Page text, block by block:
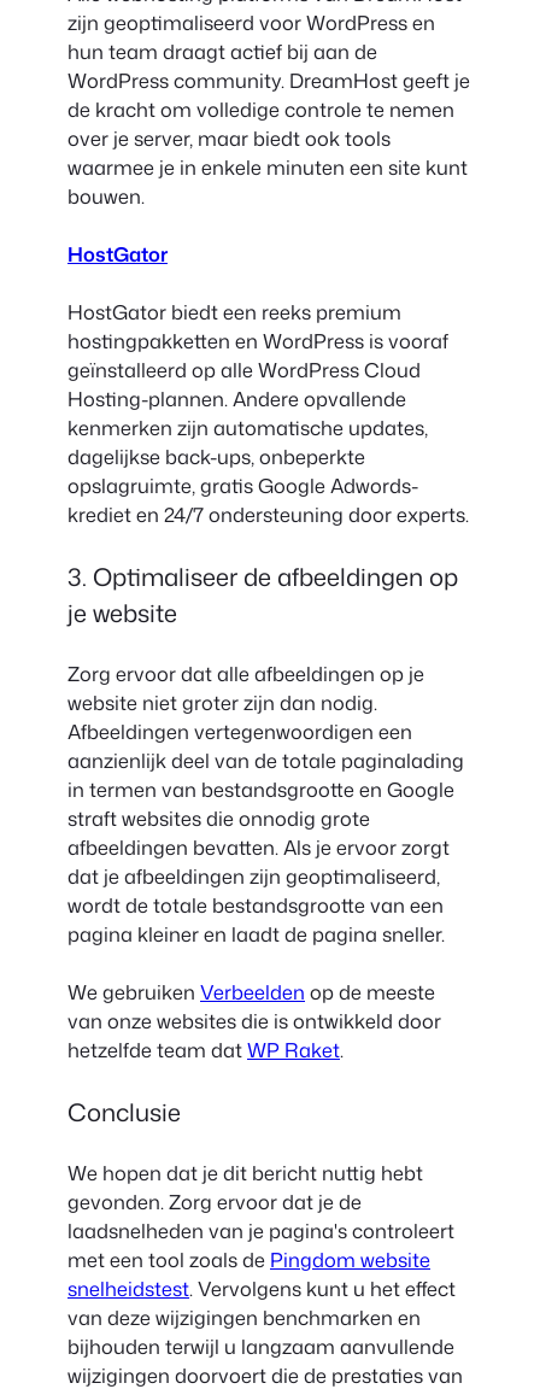
zijn geoptimaliseerd voor WordPress en
hun team draagt actief bij aan de
WordPress community. DreamHost geeft je
de kracht om volledige controle te nemen
over je server, maar biedt ook tools
waarmee je in enkele minuten een site kunt
bouwen.
HostGator
HostGator biedt een reeks premium
hostingpakketten en WordPress is vooraf
geïnstalleerd op alle WordPress Cloud
Hosting-plannen. Andere opvallende
kenmerken zijn automatische updates,
dagelijkse back-ups, onbeperkte
opslagruimte, gratis Google Adwords-
krediet en 24/7 ondersteuning door experts.
3. Optimaliseer de afbeeldingen op
je website
Zorg ervoor dat alle afbeeldingen op je
website niet groter zijn dan nodig.
Afbeeldingen vertegenwoordigen een
aanzienlijk deel van de totale paginalading
in termen van bestandsgrootte en Google
straft websites die onnodig grote
afbeeldingen bevatten. Als je ervoor zorgt
dat je afbeeldingen zijn geoptimaliseerd,
wordt de totale bestandsgrootte van een
pagina kleiner en laadt de pagina sneller.
We gebruiken Verbeelden op de meeste
van onze websites die is ontwikkeld door
hetzelfde team datWP Raket.
Conclusie
We hopen dat je dit bericht nuttig hebt
gevonden. Zorg ervoor dat je de
laadsnelheden van je pagina's controleert
met een tool zoals de Pingdom website
snelheidstest. Vervolgens kunt u het effect
van deze wijzigingen benchmarken en
bijhouden terwijl u langzaam aanvullende
wijzigingen doorvoert die de prestaties van